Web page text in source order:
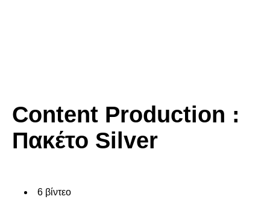
Content Production :
Πακέτο Silver
6 βίντεο